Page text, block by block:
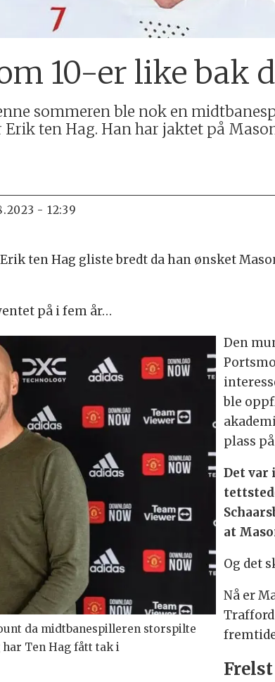
10-er like bak
sommeren ble nok en
ten Hag. Han har jaktet på
- 12:39
ten Hag gliste bredt da han ønsket
på i fem år…
da midtbanespilleren storspilte
har Ten Hag fått tak i
Den
ble
plass
Det
at
Og det
Nå er